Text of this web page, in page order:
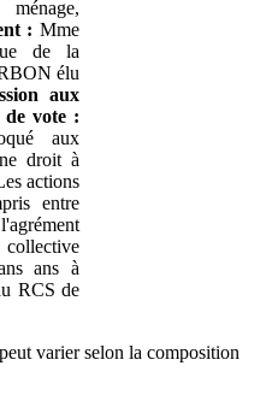
: Mme
de la
élu
aux
de vote :
aux
droit à
actions
entre
collective
ans à
RCS de
varier selon la composition